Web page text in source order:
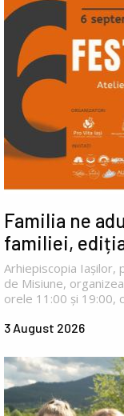
Familia ne
familiei,
Arhiepiscopia Iașilor,
de Misiune,
orele 11:00 și 19:00,
3 August 2026